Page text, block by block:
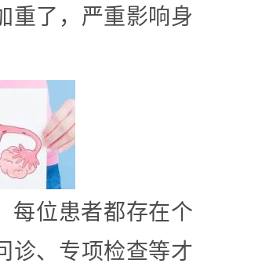
重了，严重影响身
每位患者都存在个
诊、专项检查等才